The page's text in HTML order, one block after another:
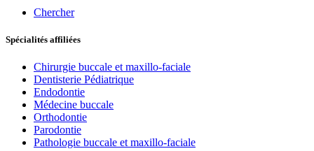
Chercher
Spécialités affiliées
Chirurgie buccale et maxillo-faciale
Dentisterie Pédiatrique
Endodontie
Médecine buccale
Orthodontie
Parodontie
Pathologie buccale et maxillo-faciale